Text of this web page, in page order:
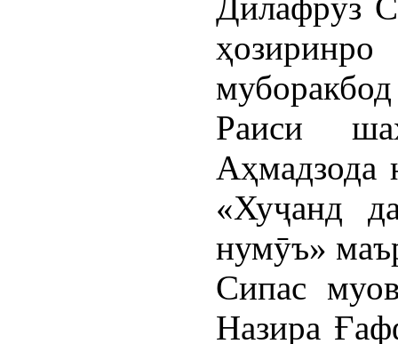
Раиси
Аҳмадзода
«Хуҷанд
нумӯъ»
Сипас
Назира